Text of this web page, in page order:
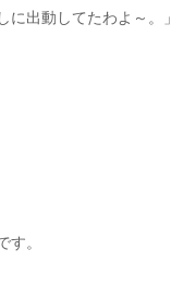
に出動してたわよ～。」
。